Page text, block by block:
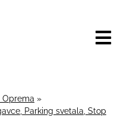
Oprema »
Parking svetala, Stop